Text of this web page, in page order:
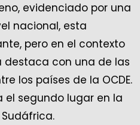
evidenciado por una
nacional, esta
pero en el contexto
destaca con una de las
los países de la OCDE.
el segundo lugar en la